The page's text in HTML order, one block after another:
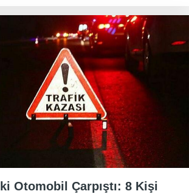
Otomobil Çarpıştı: 8 Kişi